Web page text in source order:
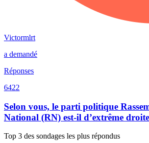
Victormlrt
a demandé
Réponses
6422
Selon vous, le parti politique
National (RN) est-il d’extrême
Top 3 des sondages les plus répondus